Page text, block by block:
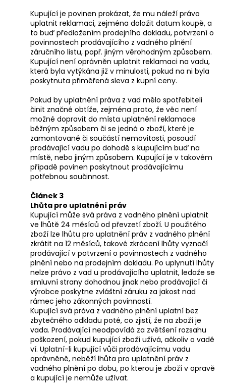
Kupující je povinen prokázat, že mu náleží právo
uplatnit reklamaci, zejména doložit datum koupě, a
to buď předložením prodejního dokladu, potvrzení o
povinnostech prodávajícího z vadného plnění
záručního listu, popř. jiným věrohodným způsobem.
Kupující není oprávněn uplatnit reklamaci na vadu,
která byla vytýkána již v minulosti, pokud na ni byla
poskytnuta přiměřená sleva z kupní ceny.
Pokud by uplatnění práva z vad mělo spotřebiteli
činit značné obtíže, zejména proto, že věc není
možné dopravit do místa uplatnění reklamace
běžným způsobem či se jedná o zboží, které je
zamontované či součástí nemovitosti, posoudí
prodávající vadu po dohodě s kupujícím buď na
místě, nebo jiným způsobem. Kupující je v takovém
případě povinen poskytnout prodávajícímu
potřebnou součinnost.
Článek 3
Lhůta pro uplatnění práv
Kupující může svá práva z vadného plnění uplatnit
ve lhůtě 24 měsíců od převzetí zboží. U použitého
zboží lze lhůtu pro uplatnění práv z vadného plnění
zkrátit na 12 měsíců, takové zkrácení lhůty vyznačí
prodávající v potvrzení o povinnostech z vadného
plnění nebo na prodejním dokladu. Po uplynutí lhůty
nelze právo z vad u prodávajícího uplatnit, ledaže se
smluvní strany dohodnou jinak nebo prodávající či
výrobce poskytne zvláštní záruku za jakost nad
rámec jeho zákonných povinností.
Kupující svá práva z vadného plnění uplatní bez
zbytečného odkladu poté, co zjistí, že na zboží je
vada. Prodávající neodpovídá za zvětšení rozsahu
poškození, pokud kupující zboží užívá, ačkoliv o vadě
ví. Uplatní-li kupující vůči prodávajícímu vadu
oprávněně, neběží lhůta pro uplatnění práv z
vadného plnění po dobu, po kterou je zboží v opravě
a kupující je nemůže užívat.